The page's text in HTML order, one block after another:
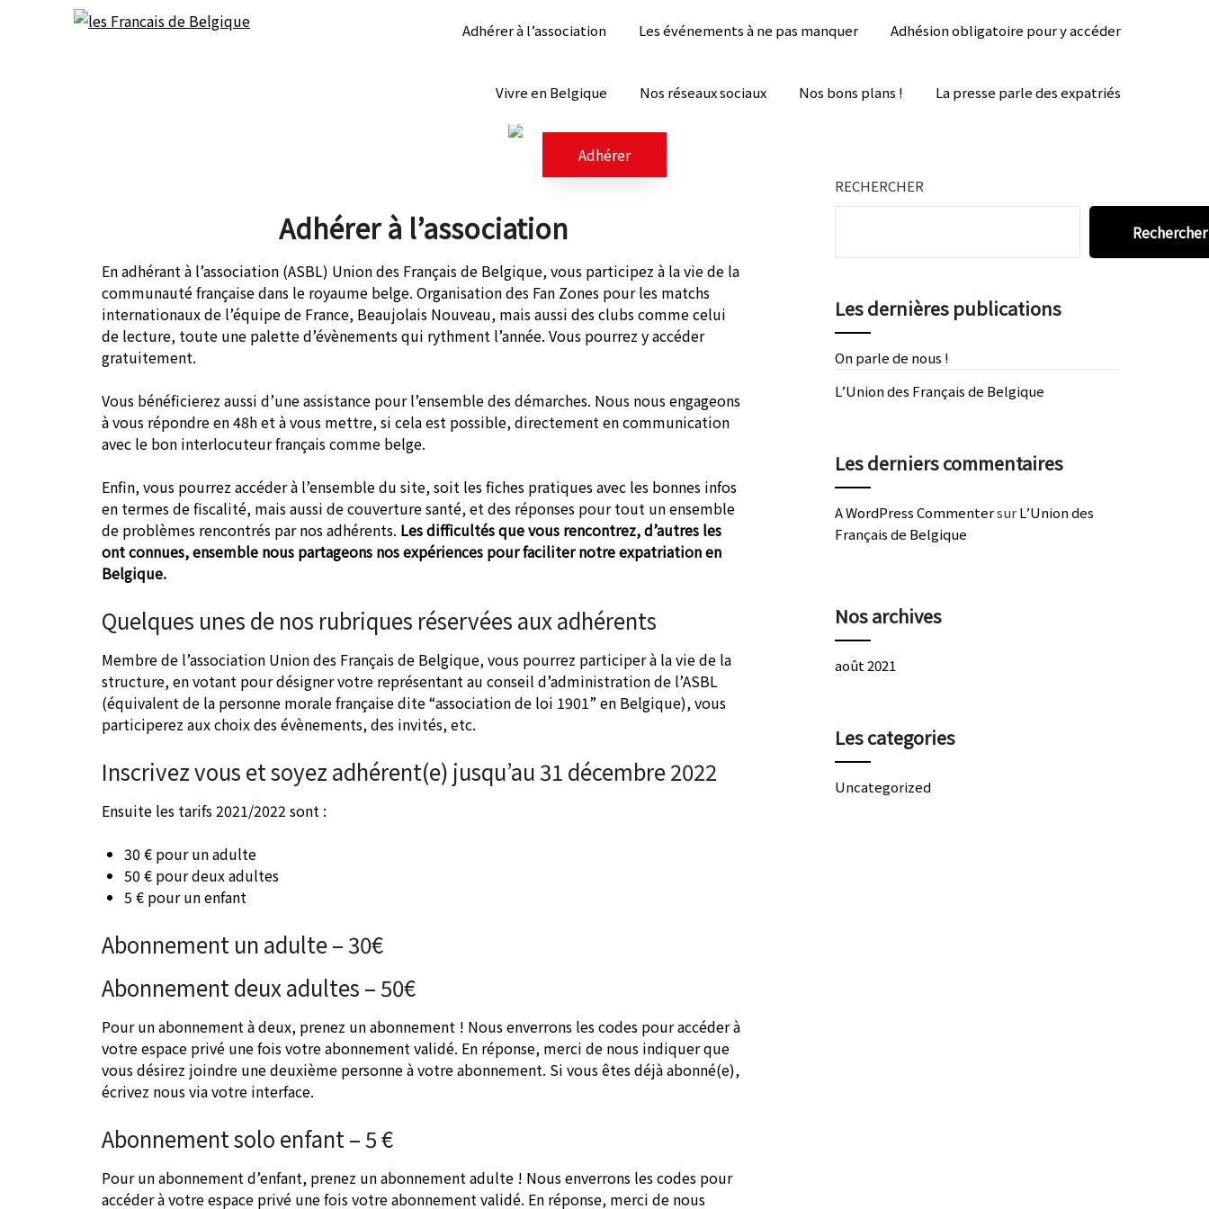
Adhérer à l’association Les événements à ne pas manquer Adhésion obligatoire pour y accéder
Vivre en Belgique Nos réseaux sociaux Nos bons plans ! La presse parle des expatriés
Adhérer
Adhérer à l’association
En adhérant à l’association (ASBL) Union des Français de Belgique, vous participez à la vie de la
communauté française dans le royaume belge. Organisation des Fan Zones pour les matchs
internationaux de l’équipe de France, Beaujolais Nouveau, mais aussi des clubs comme celui
de lecture, toute une palette d’évènements qui rythment l’année. Vous pourrez y accéder
gratuitement.
Vous bénéficierez aussi d’une assistance pour l’ensemble des démarches. Nous nous engageons
à vous répondre en 48h et à vous mettre, si cela est possible, directement en communication
avec le bon interlocuteur français comme belge.
Enfin, vous pourrez accéder à l’ensemble du site, soit les fiches pratiques avec les bonnes infos
en termes de fiscalité, mais aussi de couverture santé, et des réponses pour tout un ensemble
de problèmes rencontrés par nos adhérents. Les difficultés que vous rencontrez, d’autres les
ont connues, ensemble nous partageons nos expériences pour faciliter notre expatriation en
Belgique.
Quelques unes de nos rubriques réservées aux adhérents
Membre de l’association Union des Français de Belgique, vous pourrez participer à la vie de la
structure, en votant pour désigner votre représentant au conseil d’administration de l’ASBL
(équivalent de la personne morale française dite “association de loi 1901” en Belgique), vous
participerez aux choix des évènements, des invités, etc.
Inscrivez vous et soyez adhérent(e) jusqu’au 31 décembre 2022
Ensuite les tarifs 2021/2022 sont :
30 € pour un adulte
50 € pour deux adultes
5 € pour un enfant
Abonnement un adulte – 30€
Abonnement deux adultes – 50€
Pour un abonnement à deux, prenez un abonnement ! Nous enverrons les codes pour accéder à
votre espace privé une fois votre abonnement validé. En réponse, merci de nous indiquer que
vous désirez joindre une deuxième personne à votre abonnement. Si vous êtes déjà abonné(e),
écrivez nous via votre interface.
Abonnement solo enfant – 5 €
Pour un abonnement d’enfant, prenez un abonnement adulte ! Nous enverrons les codes pour
accéder à votre espace privé une fois votre abonnement validé. En réponse, merci de nous
RECHERCHER
Rechercher
Les dernières publications
On parle de nous !
L’Union des Français de Belgique
Les derniers commentaires
A WordPress CommentersurL’Union des
Français de Belgique
Nos archives
août 2021
Les categories
Uncategorized